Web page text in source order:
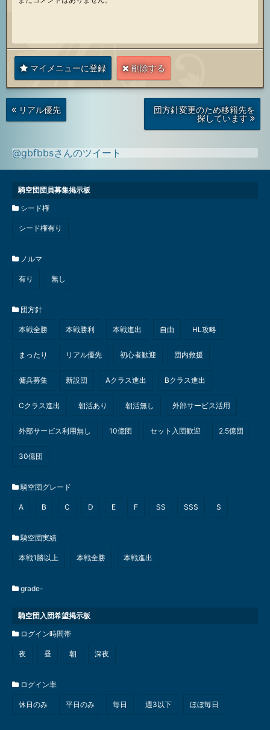
マイメニューに登録 削除する
次
の
投
リアル優先
前
の
稿
団方針変更のため移籍先を
探しています
@gbfbbsさんのツイート
騎空団団員募集掲示板
シード権
シード権有り
ノルマ
有り 無し
団方針
本戦全勝 本戦勝利 本戦進出 自由 HL攻略
まったり リアル優先 初心者歓迎 団内救援
傭兵募集 新設団 Aクラス進出 Bクラス進出
Cクラス進出 朝活あり 朝活無し 外部サービス活用
外部サービス利用無し 10億団 セット入団歓迎 2.5億団
30億団
騎空団グレード
A B C D E F SS SSS S
騎空団実績
本戦1勝以上 本戦全勝 本戦進出
grade-
騎空団入団希望掲示板
ログイン時間帯
夜 昼 朝 深夜
ログイン率
休日のみ 平日のみ 毎日 週3以下 ほぼ毎日